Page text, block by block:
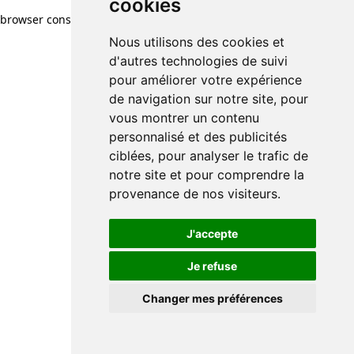
cookies
Nous utilisons des cookies et
d'autres technologies de suivi
pour améliorer votre expérience
de navigation sur notre site, pour
vous montrer un contenu
personnalisé et des publicités
ciblées, pour analyser le trafic de
notre site et pour comprendre la
provenance de nos visiteurs.
J'accepte
Je refuse
Changer mes préférences
browser console for more information)